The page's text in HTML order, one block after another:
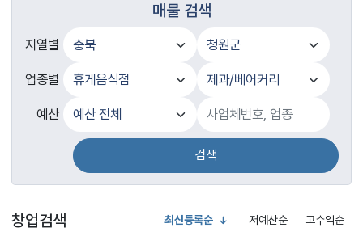
매물 검색
지열별
업종별
예산
검색
창업검색 최신등록순 저예산순 고수익순